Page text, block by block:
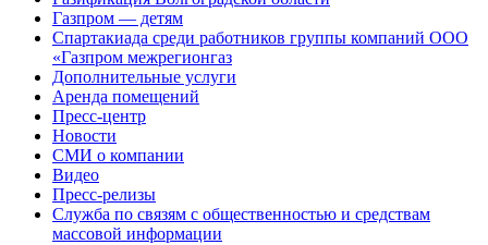
Газпром — детям
Спартакиада среди работников группы компаний ООО
«Газпром межрегионгаз
Дополнительные услуги
Аренда помещений
Пресс-центр
Новости
СМИ о компании
Видео
Пресс-релизы
Служба по связям с общественностью и средствам
массовой информации